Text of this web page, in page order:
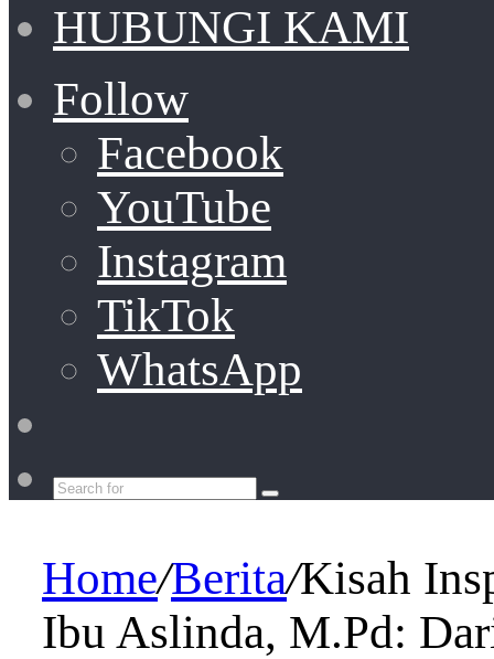
HUBUNGI KAMI
Follow
Facebook
YouTube
Instagram
TikTok
WhatsApp
Search
Home/Berita/Kisah
Ibu Aslinda, M.Pd: